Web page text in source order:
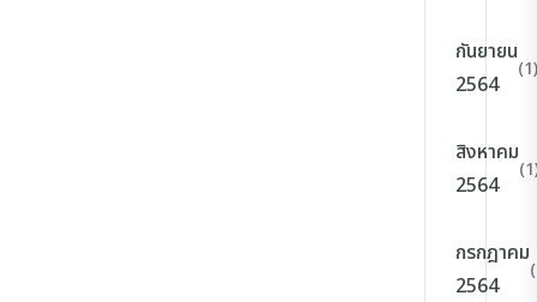
กันยายน
2564
(1)
สิงหาคม
2564
กรกฎาคม
2564